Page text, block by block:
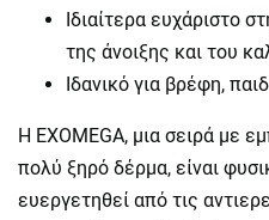
Ιδιαίτερα ευχάριστο
της άνοιξης και του
Ιδανικό για βρέφη,
H EXOMEGA, μια σειρά με
πολύ ξηρό δέρμα, είναι
ευεργετηθεί από τις